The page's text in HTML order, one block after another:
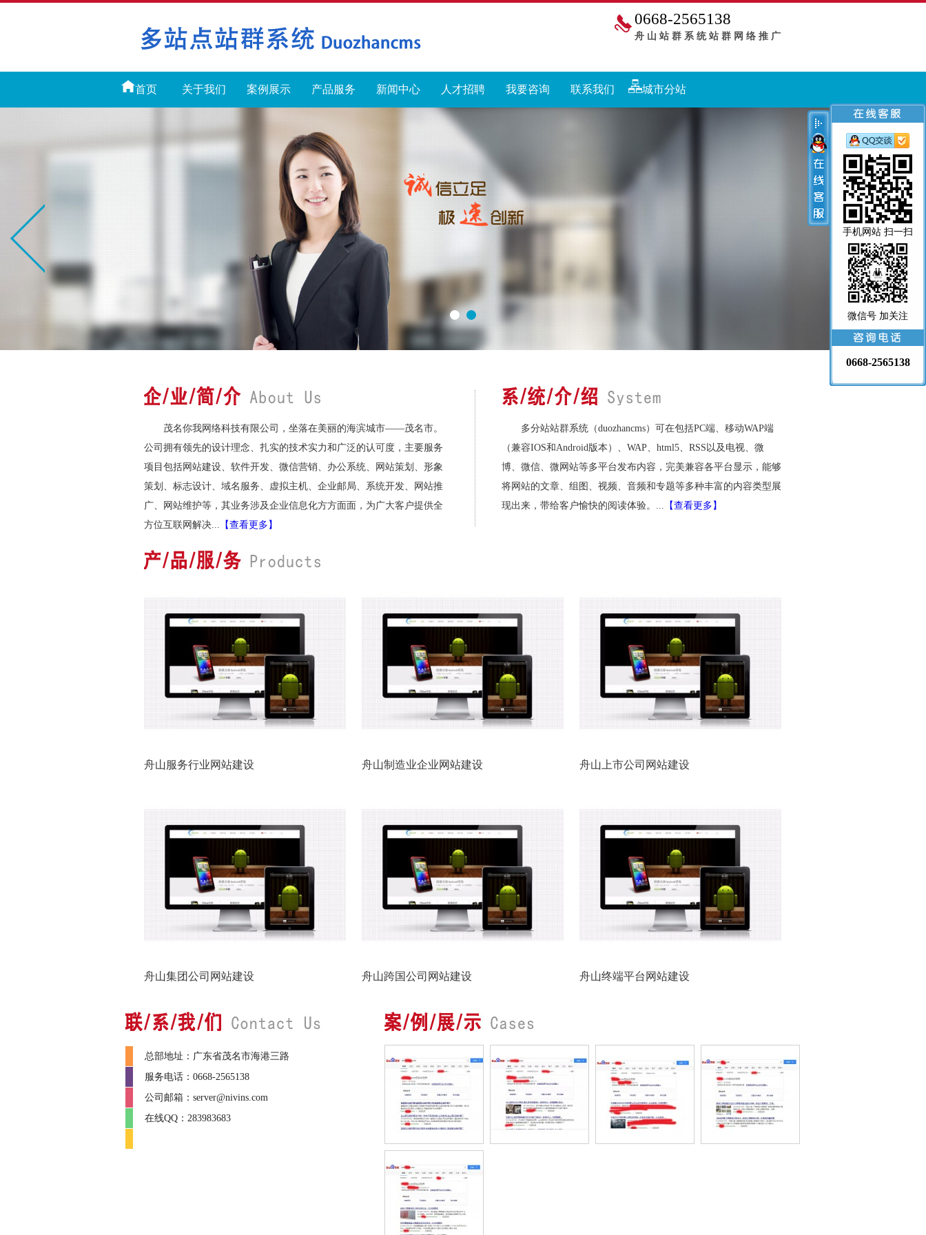
0668-2565138
舟山站群系统站群网络推广
首页 关于我们 案例展示 产品服务 新闻中心 人才招聘 我要咨询 联系我们 城市分站
茂名你我网络科技有限公司，坐落在美丽的海滨城市——茂名市。
公司拥有领先的设计理念、扎实的技术实力和广泛的认可度，主要服务
项目包括网站建设、软件开发、微信营销、办公系统、网站策划、形象
策划、标志设计、域名服务、虚拟主机、企业邮局、系统开发、网站推
广、网站维护等，其业务涉及企业信息化方方面面，为广大客户提供全
方位互联网解决... 【查看更多】
多分站站群系统（duozhancms）可在包括PC端、移动WAP端
（兼容IOS和Android版本）、WAP、html5、RSS以及电视、微
博、微信、微网站等多平台发布内容，完美兼容各平台显示，能够
将网站的文章、组图、视频、音频和专题等多种丰富的内容类型展
现出来，带给客户愉快的阅读体验。... 【查看更多】
舟山服务行业网站建设 舟山制造业企业网站建设 舟山上市公司网站建设
舟山集团公司网站建设 舟山跨国公司网站建设 舟山终端平台网站建设
总部地址：广东省茂名市海港三路
服务电话：0668-2565138
公司邮箱：server@nivins.com
在线QQ：283983683
手机网站 扫一扫
微信号 加关注
0668-2565138